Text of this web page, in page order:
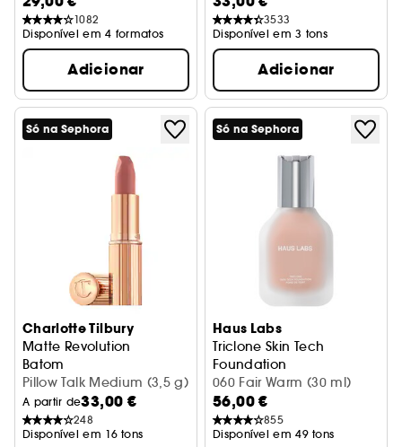
1082
Disponível em 4 formatos
Adicionar
3533
Disponível em 3 tons
Adicionar
Só na Sephora
Charlotte Tilbury
Matte Revolution
Batom
Pillow Talk Medium (3,5 g)
A partir de33,00 €
248
Disponível em 16 tons
Só na Sephora
Haus Labs
Triclone Skin Tech
Foundation
Base de cobertura média
060 Fair Warm (30 ml)
56,00 €
855
Disponível em 49 tons